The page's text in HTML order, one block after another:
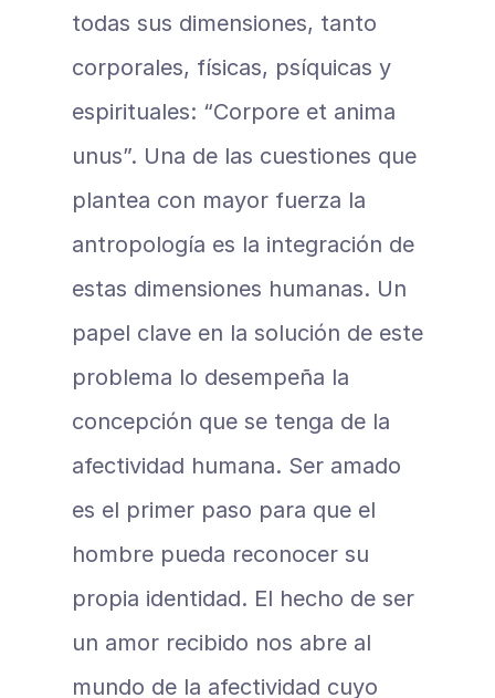
todas sus dimensiones, tanto
corporales, físicas, psíquicas y
espirituales: “Corpore et anima
unus”. Una de las cuestiones que
plantea con mayor fuerza la
antropología es la integración de
estas dimensiones humanas. Un
papel clave en la solución de este
problema lo desempeña la
concepción que se tenga de la
afectividad humana. Ser amado
es el primer paso para que el
hombre pueda reconocer su
propia identidad. El hecho de ser
un amor recibido nos abre al
mundo de la afectividad cuyo